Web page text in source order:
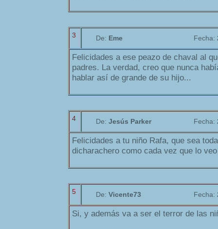
3 De: Eme Fecha:
Felicidades a ese peazo de chaval al
padres. La verdad, creo que nunca
hablar así de grande de su hijo...
4 De: Jesús Parker Fecha:
Felicidades a tu niño Rafa, que sea
dicharachero como cada vez que lo
5 De: Vicente73 Fecha:
Si, y además va a ser el terror de las